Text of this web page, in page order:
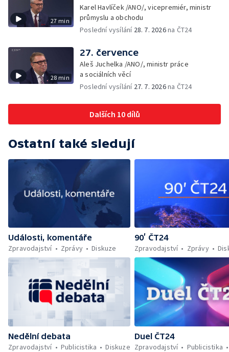
27 min
Karel Havlíček /ANO/, vicepremiér, ministr
průmyslu a obchodu
Poslední vysílání 28. 7. 2026na ČT24
28 min
27. července
Aleš Juchelka /ANO/, ministr práce
a sociálních věcí
Poslední vysílání 27. 7. 2026na ČT24
Dalších 10 dílů
Ostatní také sledují
Události, komentáře
Zpravodajství
Zprávy Diskuze
90’ ČT24
Zpravodajství
Zprávy
Nedělní debata
Zpravodajství
Publicistika Diskuze
Duel ČT24
Zpravodajství
Publicistika